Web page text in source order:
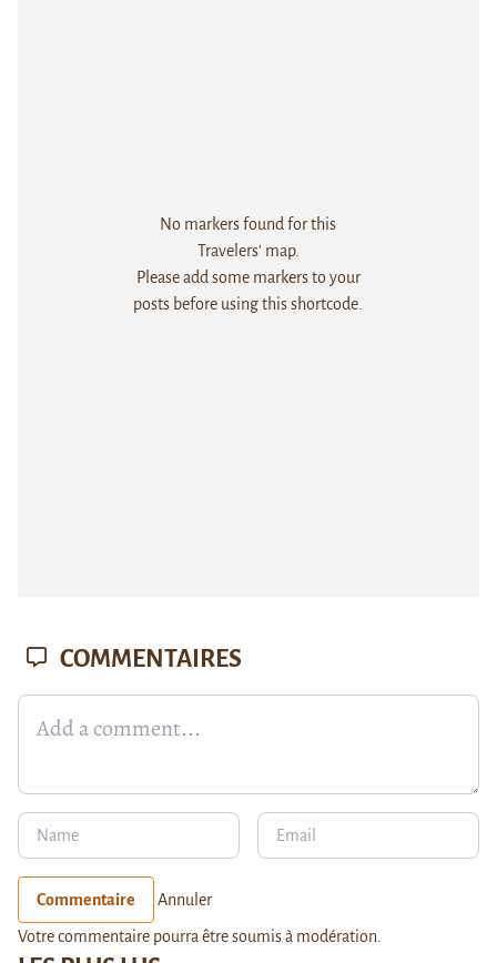
No markers found for this
Travelers' map.
Please add some markers to your
posts before using this shortcode.
COMMENTAIRES
Commentaire Annuler
Votre commentaire pourra être soumis à modération.